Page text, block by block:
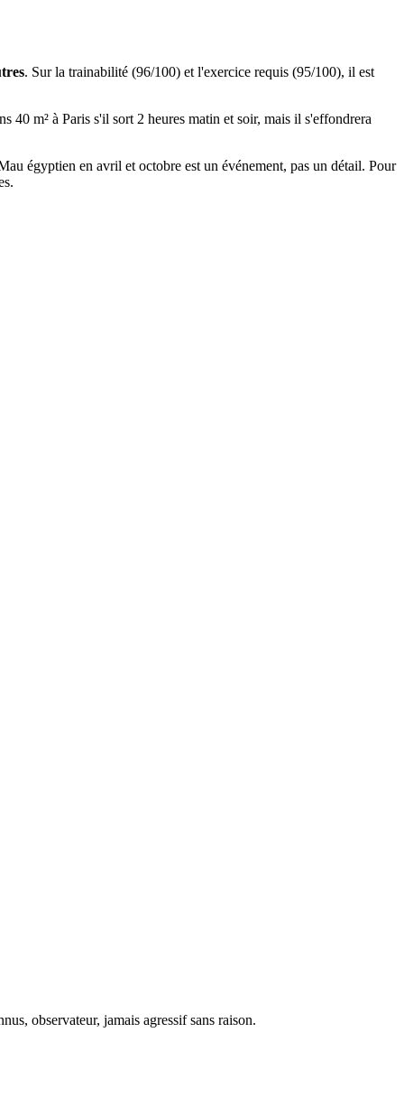
. Sur la trainabilité (96/100) et l'exercice requis (95/100), il est
40 m² à Paris s'il sort 2 heures matin et soir, mais il s'effondrera
égyptien en avril et octobre est un événement, pas un détail. Pour
observateur, jamais agressif sans raison.